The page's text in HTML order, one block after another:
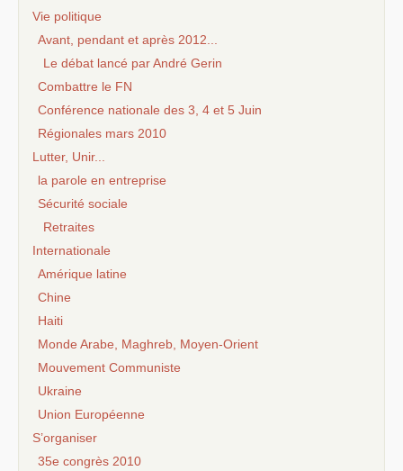
Vie politique
Avant, pendant et après 2012...
Le débat lancé par André Gerin
Combattre le FN
Conférence nationale des 3, 4 et 5 Juin
Régionales mars 2010
Lutter, Unir...
la parole en entreprise
Sécurité sociale
Retraites
Internationale
Amérique latine
Chine
Haiti
Monde Arabe, Maghreb, Moyen-Orient
Mouvement Communiste
Ukraine
Union Européenne
S’organiser
35e congrès 2010